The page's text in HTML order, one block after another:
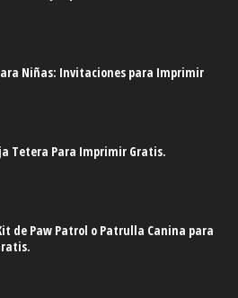
Niñas: Invitaciones para Imprimir
Tetera Para Imprimir Gratis.
de Paw Patrol o Patrulla Canina para